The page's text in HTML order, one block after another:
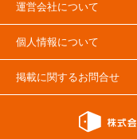
運営会社について
個人情報について
掲載に関するお問合せ